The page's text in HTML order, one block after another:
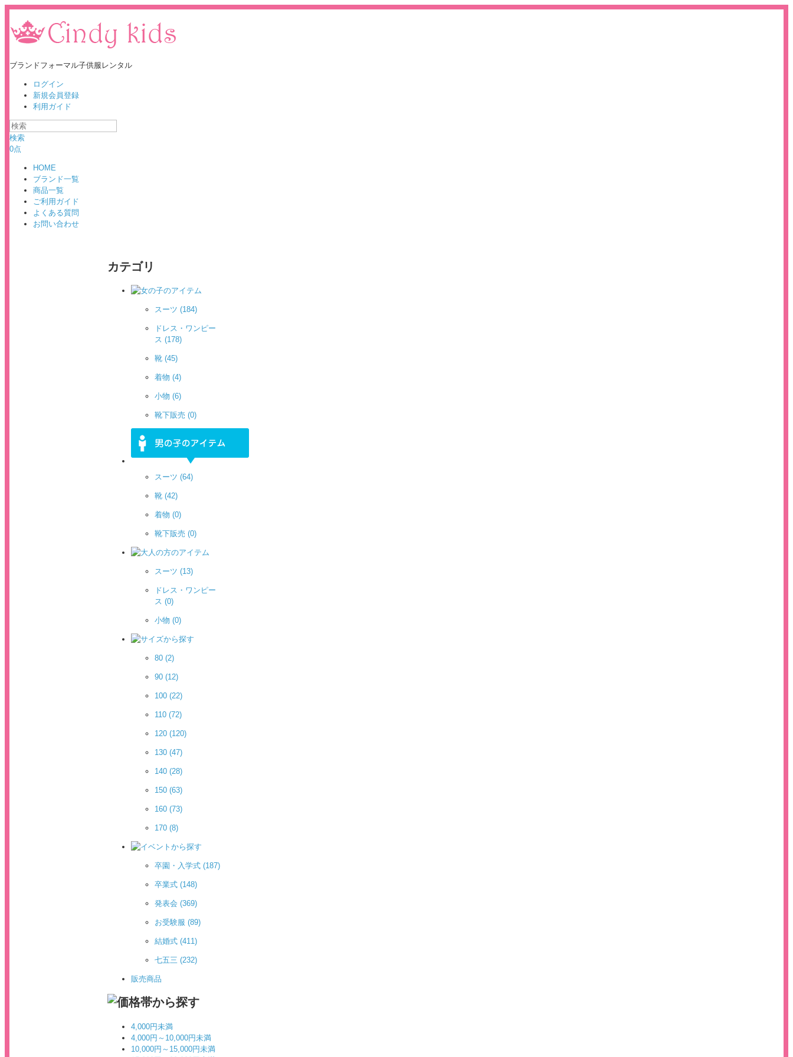
ブランドフォーマル子供服レンタル
ログイン
新規会員登録
利用ガイド
検索
0点
HOME
ブランド一覧
商品一覧
ご利用ガイド
よくある質問
お問い合わせ
カテゴリ
スーツ (184)
ドレス・ワンピー
ス (178)
靴 (45)
着物 (4)
小物 (6)
靴下販売 (0)
スーツ (64)
靴 (42)
着物 (0)
靴下販売 (0)
スーツ (13)
ドレス・ワンピー
ス (0)
小物 (0)
80 (2)
90 (12)
100 (22)
110 (72)
120 (120)
130 (47)
140 (28)
150 (63)
160 (73)
170 (8)
卒園・入学式 (187)
卒業式 (148)
発表会 (369)
お受験服 (89)
結婚式 (411)
七五三 (232)
販売商品
4,000円未満
4,000円～10,000円未満
10,000円～15,000円未満